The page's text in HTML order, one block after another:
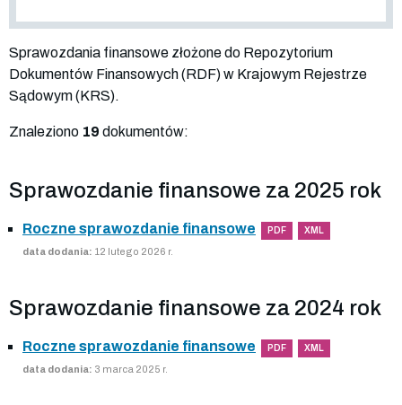
Sprawozdania finansowe złożone do Repozytorium
Dokumentów Finansowych (RDF) w Krajowym Rejestrze
Sądowym (KRS).
Znaleziono 19 dokumentów:
Sprawozdanie finansowe za 2025 rok
Roczne sprawozdanie finansowe PDF XML
data dodania: 12 lutego 2026 r.
Sprawozdanie finansowe za 2024 rok
Roczne sprawozdanie finansowe PDF XML
data dodania: 3 marca 2025 r.